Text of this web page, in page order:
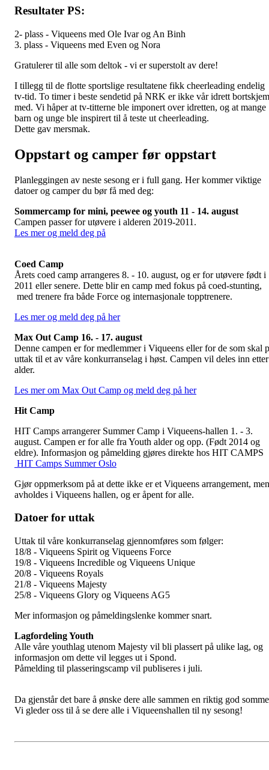
Resultater PS:
2- plass - Viqueens med Ole Ivar og An Binh
3. plass - Viqueens med Even og Nora
Gratulerer til alle som deltok - vi er superstolt av dere!
I tillegg til de flotte sportslige resultatene fikk cheerleading endelig
tv-tid. To timer i beste sendetid på NRK er ikke vår idrett
med. Vi håper at tv-titterne ble imponert over idretten, og at mange
barn og unge ble inspirert til å teste ut cheerleading.
Dette gav mersmak.
Oppstart og camper før oppstart
Planleggingen av neste sesong er i full gang. Her kommer viktige
datoer og camper du bør få med deg:
Sommercamp for mini, peewee og youth 11 - 14. august
Campen passer for utøvere i alderen 2019-2011.
Les mer og meld deg på
Coed Camp
Årets coed camp arrangeres 8. - 10. august, og er for utøvere født i
2011 eller senere. Dette blir en camp med fokus på coed-stunting,
med trenere fra både Force og internasjonale topptrenere.
Les mer og meld deg på her
Max Out Camp 16. - 17. august
Denne campen er for medlemmer i Viqueens eller for de som skal
uttak til et av våre konkurranselag i høst. Campen vil deles inn etter
alder.
Les mer om Max Out Camp og meld deg på her
Hit Camp
HIT Camps arrangerer Summer Camp i Viqueens-hallen 1. - 3.
august. Campen er for alle fra Youth alder og opp. (Født 2014 og
eldre). Informasjon og påmelding gjøres direkte hos HIT CAMPS
HIT Camps Summer Oslo
Gjør oppmerksom på at dette ikke er et Viqueens arrangement, men
avholdes i Viqueens hallen, og er åpent for alle.
Datoer for uttak
Uttak til våre konkurranselag gjennomføres som følger:
18/8 - Viqueens Spirit og Viqueens Force
19/8 - Viqueens Incredible og Viqueens Unique
20/8 - Viqueens Royals
21/8 - Viqueens Majesty
25/8 - Viqueens Glory og Viqueens AG5
Mer informasjon og påmeldingslenke kommer snart.
Lagfordeling Youth
Alle våre youthlag utenom Majesty vil bli plassert på ulike lag, og
informasjon om dette vil legges ut i Spond.
Påmelding til plasseringscamp vil publiseres i juli.
Da gjenstår det bare å ønske dere alle sammen en riktig god
Vi gleder oss til å se dere alle i Viqueenshallen til ny sesong!